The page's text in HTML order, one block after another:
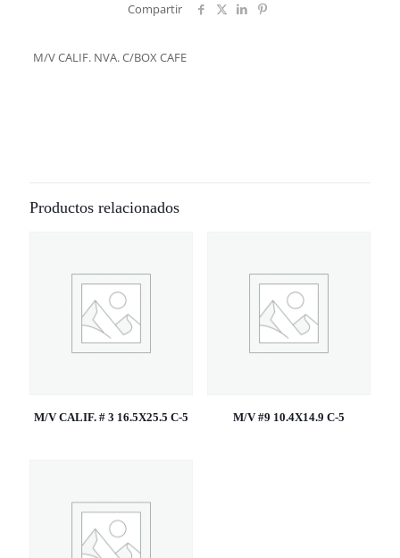
Compartir
M/V CALIF. NVA. C/BOX CAFE
Productos relacionados
M/V CALIF. # 3 16.5X25.5 C-5 M/V #9 10.4X14.9 C-5